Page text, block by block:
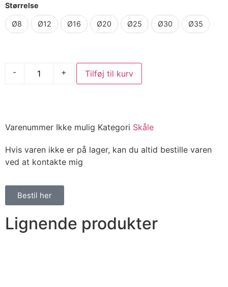
Størrelse
Ø8 Ø12 Ø16 Ø20 Ø25 Ø30 Ø35
- + Tilføj til kurv
Varenummer Ikke mulig Kategori Skåle
Hvis varen ikke er på lager, kan du altid bestille varen
ved at kontakte mig
Bestil her
Lignende produkter